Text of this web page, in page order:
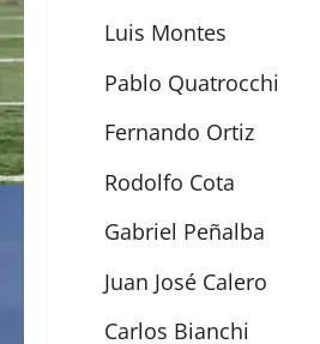
Luis Montes
Pablo Quatrocchi
Fernando Ortiz
Rodolfo Cota
Gabriel Peñalba
Juan José Calero
Carlos Bianchi